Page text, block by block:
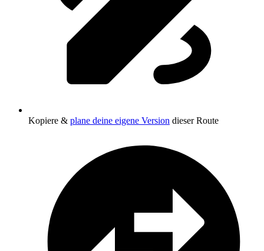
Kopiere & plane deine eigene Version dieser Route